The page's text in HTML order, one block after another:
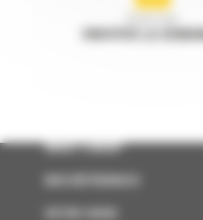
WHAT’S NEW?